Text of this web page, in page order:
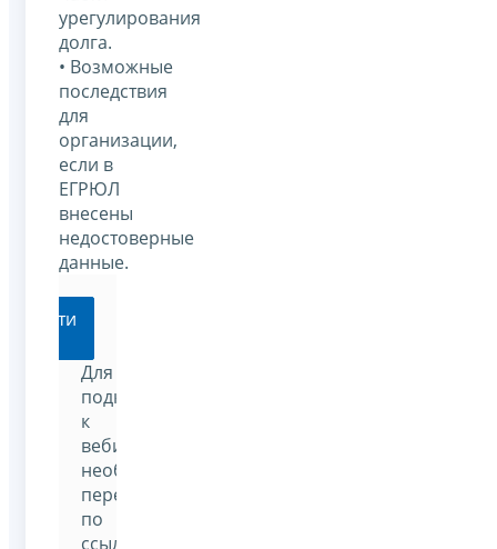
урегулирования
долга.
• Возможные
последствия
для
организации,
если в
ЕГРЮЛ
внесены
недостоверные
данные.
Перейти
Для
подключения
к
вебинару
необходимо
перейти
по
ссылке